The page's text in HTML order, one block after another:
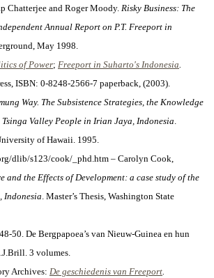
Chatterjee and Roger Moody. Risky Business: The
Annual Report on P.T. Freeport in
May 1998.
of Power; Freeport in Suharto's Indonesia.
ISBN: 0-8248-2566-7 paperback, (2003).
Way. The Subsistence Strategies, the Knowledge
Valley People in Irian Jaya, Indonesia.
of Hawaii. 1995.
dlib/s123/cook/_phd.htm – Carolyn Cook,
and the Effects of Development: a case study of the
Indonesia. Master’s Thesis, Washington State
50. De Bergpapoea’s van Nieuw-Guinea en hun
3 volumes.
Archives: De geschiedenis van Freeport.